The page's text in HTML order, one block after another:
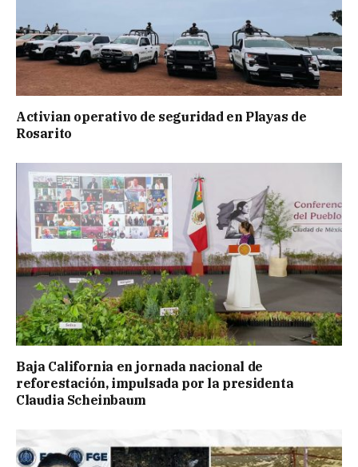
Activian operativo de seguridad en Playas de
Rosarito
Baja California en jornada nacional de
reforestación, impulsada por la presidenta
Claudia Scheinbaum